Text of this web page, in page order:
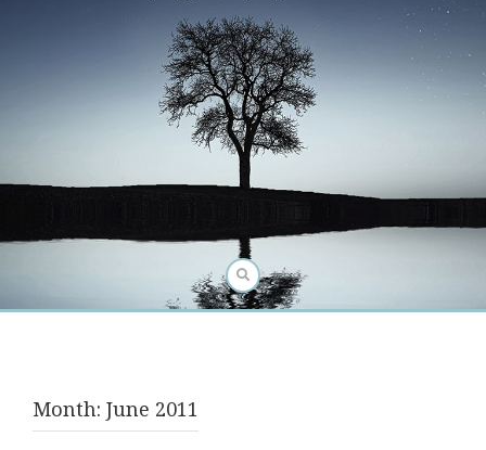
Month: June 2011